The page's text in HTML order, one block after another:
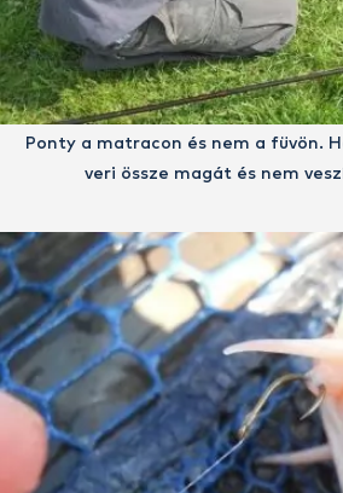
Ponty a matracon és nem a füvön.
veri össze magát és nem